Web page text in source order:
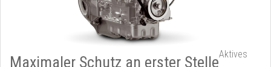
Maximaler Schutz an erster StelleAktives